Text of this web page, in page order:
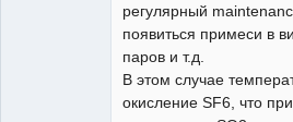
регулярный
появиться примеси в
паров и т.д.
В этом случае
окисление SF6, что